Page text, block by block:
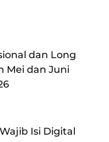
dan Long
Mei dan Juni
Isi Digital